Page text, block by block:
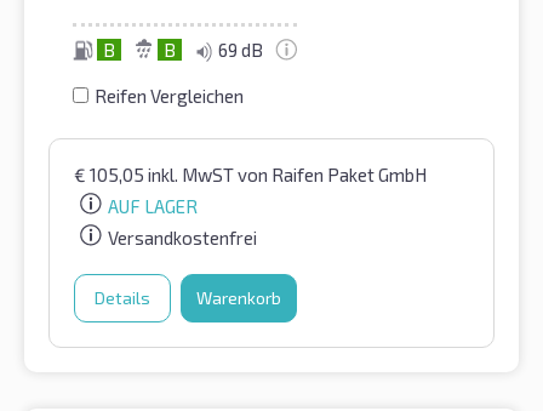
B B 69 dB
Reifen Vergleichen
€ 105,05 inkl. MwSTvon Raifen Paket GmbH
AUF LAGER
Versandkostenfrei
Details Warenkorb